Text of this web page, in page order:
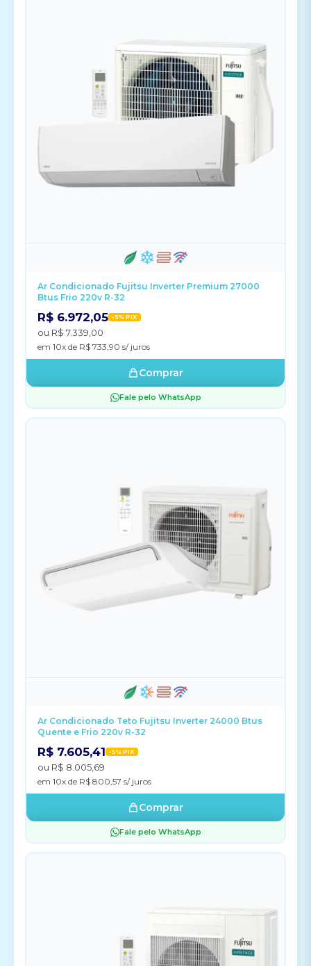
Ar Condicionado Fujitsu Inverter Premium 27000
Btus Frio 220v R-32
R$ 6.972,05 -5% PIX
ou R$ 7.339,00
em 10x de R$ 733,90 s/ juros
Comprar
Fale pelo WhatsApp
Ar Condicionado Teto Fujitsu Inverter 24000 Btus
Quente e Frio 220v R-32
R$ 7.605,41 -5% PIX
ou R$ 8.005,69
em 10x de R$ 800,57 s/ juros
Comprar
Fale pelo WhatsApp